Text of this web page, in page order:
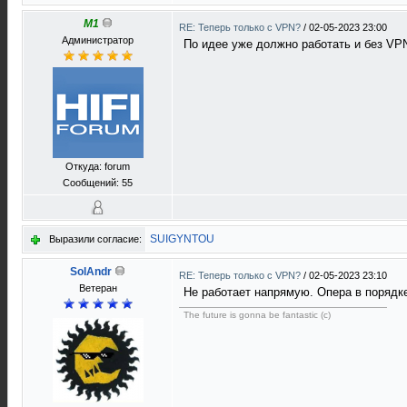
M1
Администратор
Откуда: forum
Сообщений: 55
RE: Теперь только с VPN? / 02-05-2023 23:00
По идее уже должно работать и без
Выразили согласие: SUIGYNTOU
SolAndr
Ветеран
RE: Теперь только с VPN? / 02-05-2023 23:10
Не работает напрямую. Опера в
The future is gonna be fantastic (c)